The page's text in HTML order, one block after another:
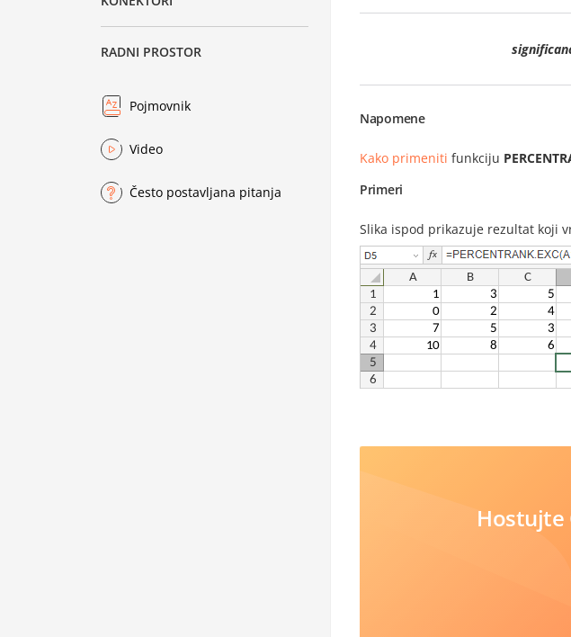
RADNI PROSTOR
Pojmovnik
Video
Često postavljana pitanja
Napomene
Kako primeniti funkciju
Primeri
Slika ispod prikazuje rezultat koji
Hostujte